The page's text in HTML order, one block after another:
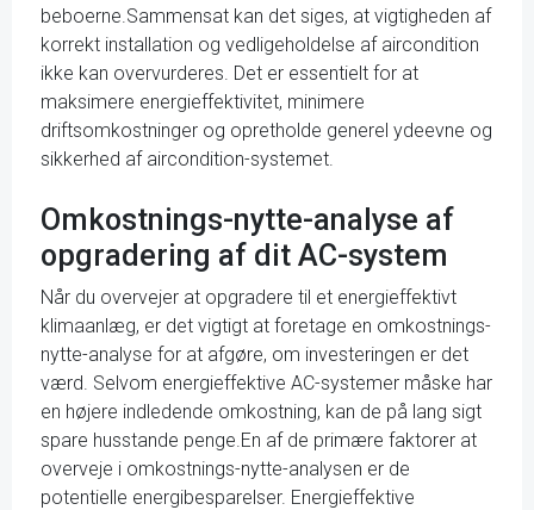
beboerne.Sammensat kan det siges, at vigtigheden af
korrekt installation og vedligeholdelse af aircondition
ikke kan overvurderes. Det er essentielt for at
maksimere energieffektivitet, minimere
driftsomkostninger og opretholde generel ydeevne og
sikkerhed af aircondition-systemet.
Omkostnings-nytte-analyse af
opgradering af dit AC-system
Når du overvejer at opgradere til et energieffektivt
klimaanlæg, er det vigtigt at foretage en omkostnings-
nytte-analyse for at afgøre, om investeringen er det
værd. Selvom energieffektive AC-systemer måske har
en højere indledende omkostning, kan de på lang sigt
spare husstande penge.En af de primære faktorer at
overveje i omkostnings-nytte-analysen er de
potentielle energibesparelser. Energieffektive